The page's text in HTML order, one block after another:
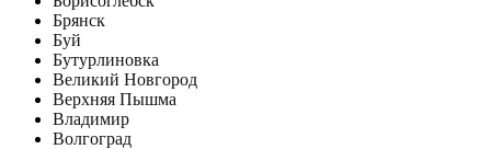
Брянск
Буй
Бутурлиновка
Великий Новгород
Верхняя Пышма
Владимир
Волгоград